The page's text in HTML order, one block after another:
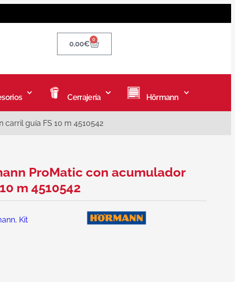
0,00€ 0
Cerrajería Hörmann
guía FS 10 m 4510542
ProMatic con acumulador
m 4510542
, Kit